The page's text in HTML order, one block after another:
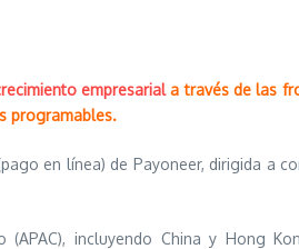
empresariala través de las
programables.
en línea) de Payoneer, dirigida a
incluyendo China y Hong